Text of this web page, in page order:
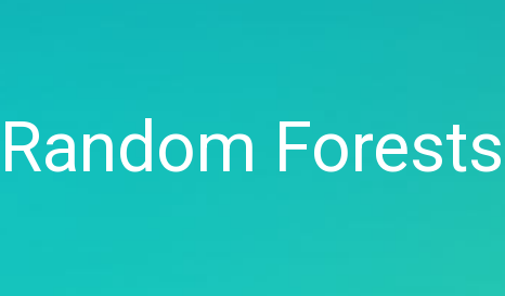
Random Forests